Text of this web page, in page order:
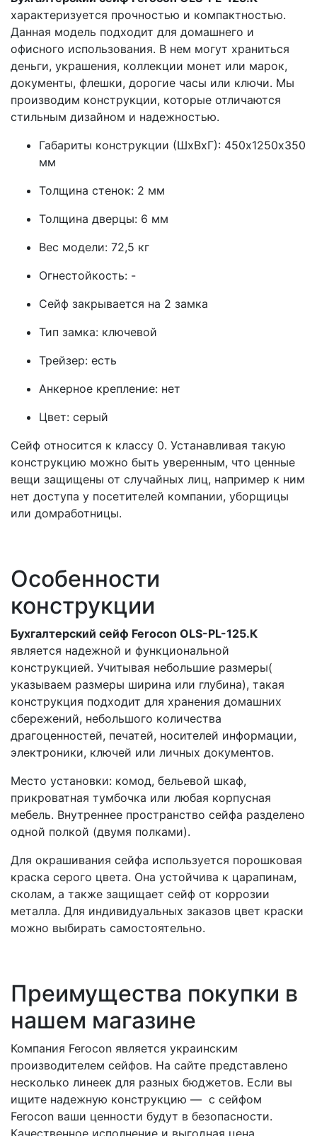
характеризуется прочностью и компактностью.
Данная модель подходит для домашнего и
офисного использования. В нем могут храниться
деньги, украшения, коллекции монет или марок,
документы, флешки, дорогие часы или ключи. Мы
производим конструкции, которые отличаются
стильным дизайном и надежностью.
Габариты конструкции (ШхВхГ): 450х1250х350
мм
Толщина стенок: 2 мм
Толщина дверцы: 6 мм
Вес модели: 72,5 кг
Огнестойкость: -
Сейф закрывается на 2 замка
Тип замка: ключевой
Трейзер: есть
Анкерное крепление: нет
Цвет: серый
Сейф относится к классу 0. Устанавливая такую
конструкцию можно быть уверенным, что ценные
вещи защищены от случайных лиц, например к ним
нет доступа у посетителей компании, уборщицы
или домработницы.
Особенности
конструкции
Бухгалтерский сейф Ferocon OLS-PL-125.К
является надежной и функциональной
конструкцией. Учитывая небольшие размеры(
указываем размеры ширина или глубина), такая
конструкция подходит для хранения домашних
сбережений, небольшого количества
драгоценностей, печатей, носителей информации,
электроники, ключей или личных документов.
Место установки: комод, бельевой шкаф,
прикроватная тумбочка или любая корпусная
мебель. Внутреннее пространство сейфа разделено
одной полкой (двумя полками).
Для окрашивания сейфа используется порошковая
краска серого цвета. Она устойчива к царапинам,
сколам, а также защищает сейф от коррозии
металла. Для индивидуальных заказов цвет краски
можно выбирать самостоятельно.
Преимущества покупки в
нашем магазине
Компания Ferocon является украинским
производителем сейфов. На сайте представлено
несколько линеек для разных бюджетов. Если вы
ищите надежную конструкцию — с сейфом
Ferocon ваши ценности будут в безопасности.
Качественное исполнение и выгодная цена